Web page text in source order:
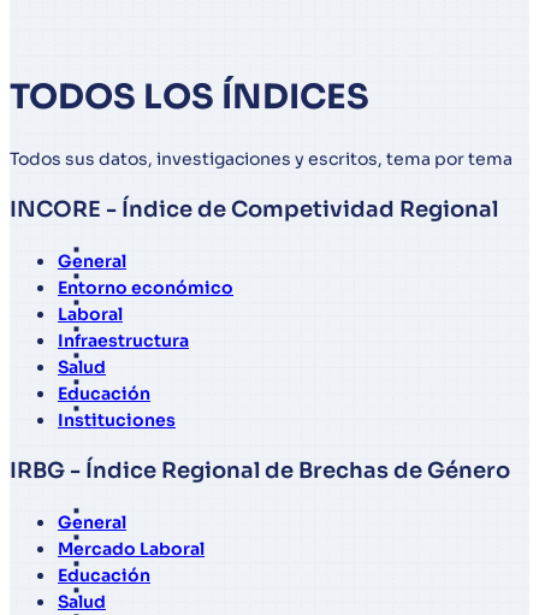
TODOS LOS ÍNDICES
Todos sus datos, investigaciones y escritos, tema por tema
INCORE - Índice de Competividad Regional
General
Entorno económico
Laboral
Infraestructura
Salud
Educación
Instituciones
IRBG - Índice Regional de Brechas de Género
General
Mercado Laboral
Educación
Salud